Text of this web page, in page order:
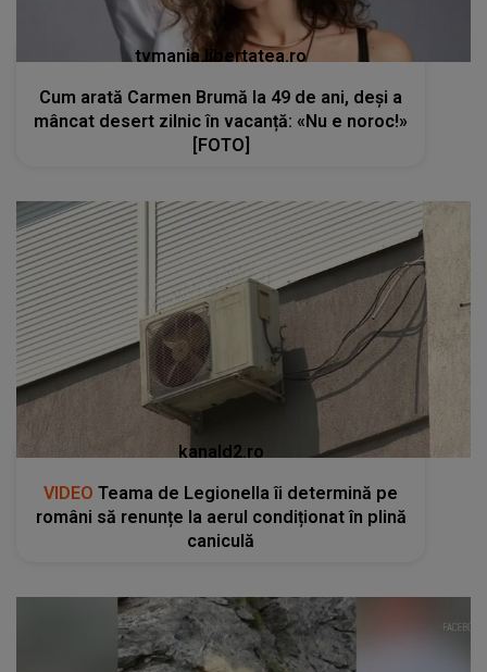
tvmania.libertatea.ro
Cum arată Carmen Brumă la 49 de ani, deși a
mâncat desert zilnic în vacanță: «Nu e noroc!»
[FOTO]
kanald2.ro
VIDEO Teama de Legionella îi determină pe
români să renunțe la aerul condiționat în plină
caniculă